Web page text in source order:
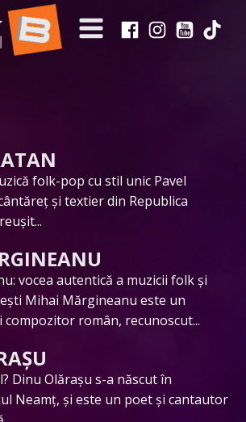
folk-pop cu stil unic Pavel
și textier din Republica
vocea autentică a muzicii folk și
Mihai Mărgineanu este un
român, recunoscut...
Dinu Olărașu s-a născut în
Neamț, și este un poet și cantautor